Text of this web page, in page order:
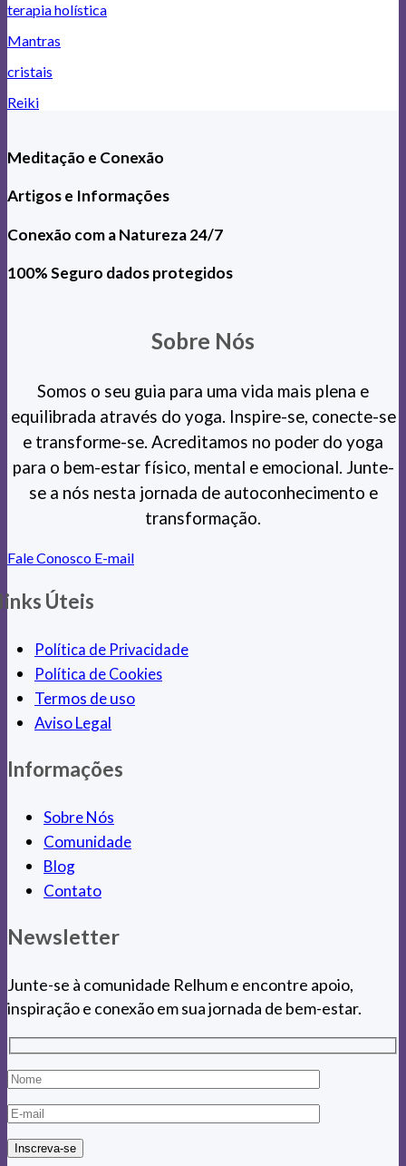
terapia holística
Mantras
cristais
Reiki
Meditação e Conexão
Artigos e Informações
Conexão com a Natureza 24/7
100% Seguro dados protegidos
Sobre Nós
Somos o seu guia para uma vida mais plena e
equilibrada através do yoga. Inspire-se, conecte-se
e transforme-se. Acreditamos no poder do yoga
para o bem-estar físico, mental e emocional. Junte-
se a nós nesta jornada de autoconhecimento e
transformação.
Fale Conosco E-mail
Úteis
Política de Privacidade
Política de Cookies
Termos de uso
Aviso Legal
Informações
Sobre Nós
Comunidade
Blog
Contato
Newsletter
Junte-se à comunidade Relhum e encontre apoio,
inspiração e conexão em sua jornada de bem-estar.